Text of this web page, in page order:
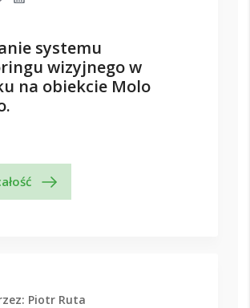
systemu
wizyjnego w
na obiekcie Molo
Piotr Ruta